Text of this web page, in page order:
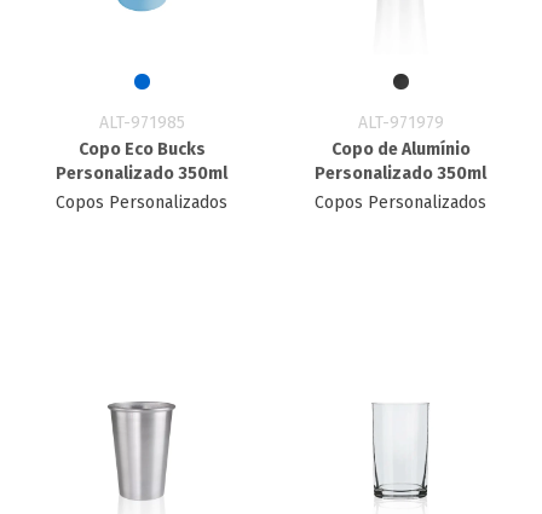
ALT-971985
Copo Eco Bucks
Personalizado 350ml
Copos Personalizados
ALT-971979
Copo de Alumínio
Personalizado 350ml
Copos Personalizados